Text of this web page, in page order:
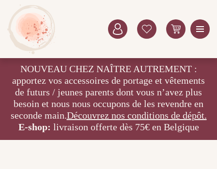
NOUVEAU CHEZ NAÎTRE AUTREMENT :
apportez vos accessoires de portage et vêtements
de futurs / jeunes parents dont vous n’avez plus
besoin et nous nous occupons de les revendre en
seconde main.Découvrez nos conditions de dépôt.
E-shop: livraison offerte dès 75€ en Belgique